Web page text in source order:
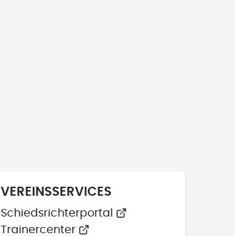
VEREINSSERVICES
Schiedsrichterportal
Trainercenter